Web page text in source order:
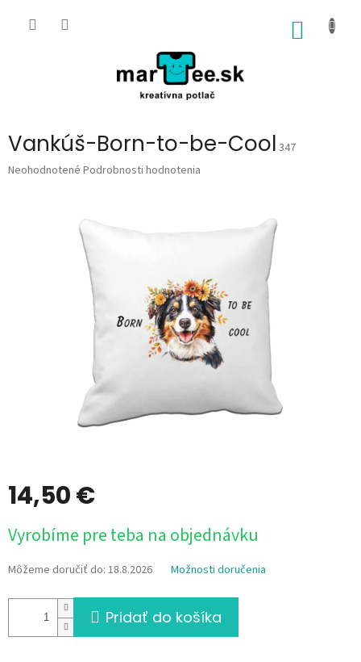
Vankúš-Born-to-be-Cool 347
Priemerné
Neohodnotené Podrobnosti hodnotenia
14,50 €
cena:
Vyrobíme pre teba na objednávku
Môžeme doručiť do: 18.8.2026 Možnosti doručenia
Pridať do košíka